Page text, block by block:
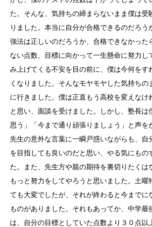
た。そんな、気持ちの締まらないまま僕は受
りました。本当に自分が合格できるのだろう
強法は正しいのだろうか、合格できなかった
ない点数、目標に向かって一生懸命に努力し
み上げてくる不安を目の前に、僕は今何をす
くなりました。そんなモヤモヤした気持ちの
に行きました。僕は正直もう高校を変えなけ
と思い、面談を受けました。しかし、塾長は
思う」「今まで通り頑張りましょう」と声を
先生の意外な言葉に一瞬戸惑いながらも、自
を目指しても良いのだと思い、やる気にもの
た。また、先生方や親の期待を裏切りたくは
もっと努力をしてやろうと思いました。土曜
ても大変でしたが、それが終わると今までに
ものがありました。それもあってか、中学最
は、自分の目標としていた点数より３０点以